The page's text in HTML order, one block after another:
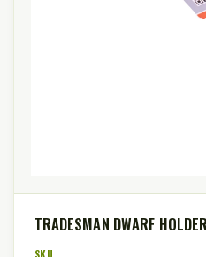
TRADESMAN DWARF HOLDER
SKU